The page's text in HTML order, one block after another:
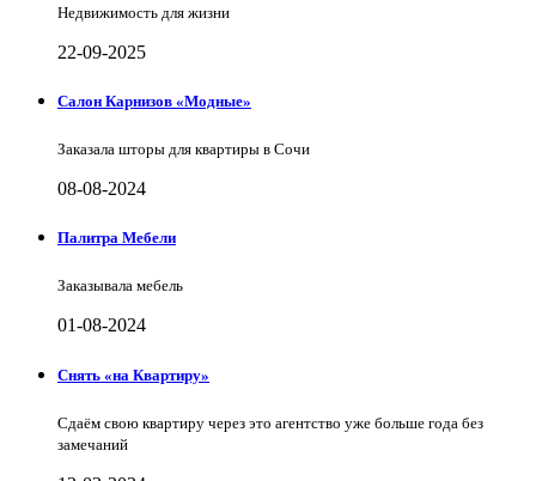
Недвижимость для жизни
22-09-2025
Салон Карнизов «Модные»
Заказала шторы для квартиры в Сочи
08-08-2024
Палитра Мебели
Заказывала мебель
01-08-2024
Снять «на Квартиру»
Сдаём свою квартиру через это агентство уже больше года без
замечаний